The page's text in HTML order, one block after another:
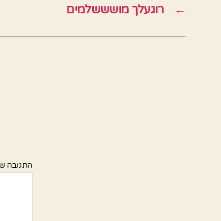
← רוגעלך מושששלמים
התגובה